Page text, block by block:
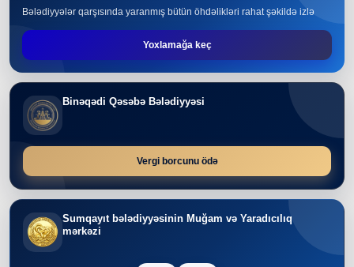
Bələdiyyələr qarşısında yaranmış bütün öhdəlikləri rahat şəkildə izlə
Yoxlamağa keç
Binəqədi Qəsəbə Bələdiyyəsi
Vergi borcunu ödə
Sumqayıt bələdiyyəsinin Muğam və Yaradıcılıq
mərkəzi